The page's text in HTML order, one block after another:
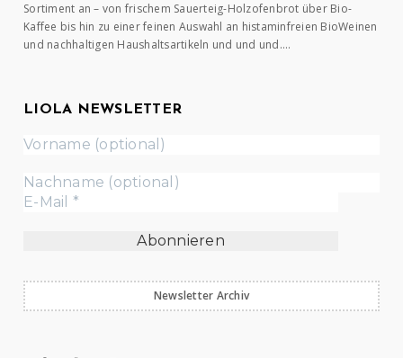
Sortiment an – von frischem Sauerteig-Holzofenbrot über Bio-
Kaffee bis hin zu einer feinen Auswahl an histaminfreien BioWeinen
und nachhaltigen Haushaltsartikeln und und und….
LIOLA NEWSLETTER
Newsletter Archiv